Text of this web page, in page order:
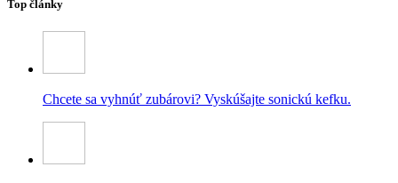
Top články
Chcete sa vyhnúť zubárovi? Vyskúšajte sonickú kefku.